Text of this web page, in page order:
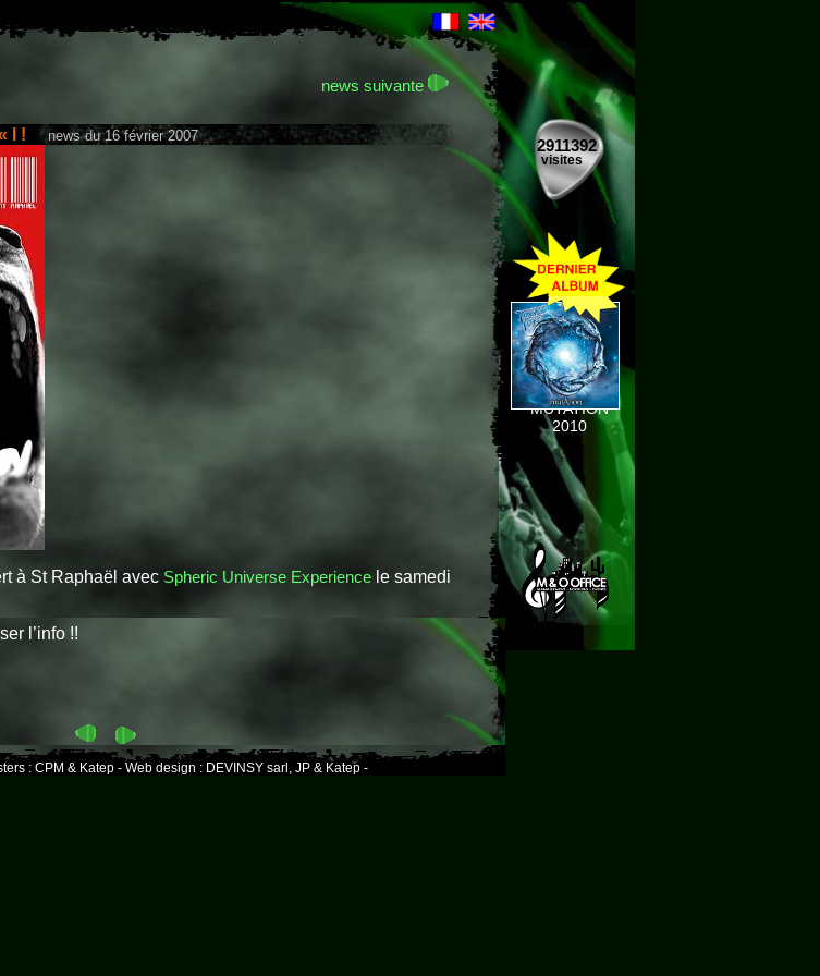
2911392
visites
MUTATION
2010
news suivante
l ! news du 16 février 2007
à St Raphaël avec Spheric Universe Experiencele samedi
l’info !!
: CPM & Katep - Web design : DEVINSY sarl, JP & Katep -